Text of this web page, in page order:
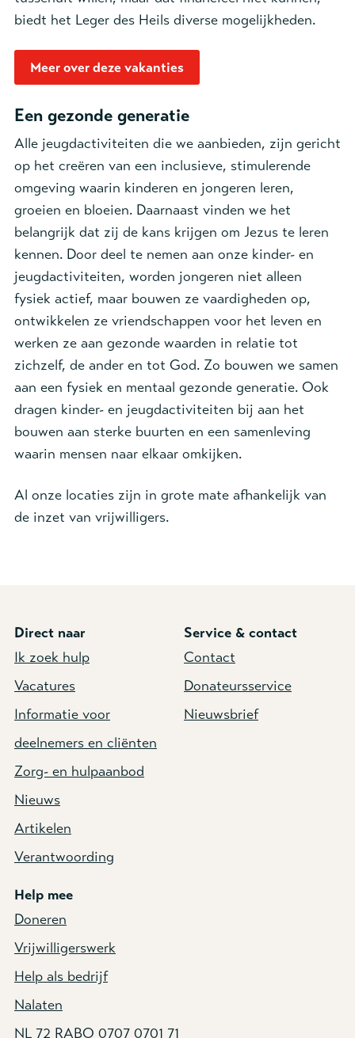
biedt het Leger des Heils diverse mogelijkheden.
Meer over deze vakanties
Een gezonde generatie
Alle jeugdactiviteiten die we aanbieden, zijn gericht
op het creëren van een inclusieve, stimulerende
omgeving waarin kinderen en jongeren leren,
groeien en bloeien. Daarnaast vinden we het
belangrijk dat zij de kans krijgen om Jezus te leren
kennen. Door deel te nemen aan onze kinder- en
jeugdactiviteiten, worden jongeren niet alleen
fysiek actief, maar bouwen ze vaardigheden op,
ontwikkelen ze vriendschappen voor het leven en
werken ze aan gezonde waarden in relatie tot
zichzelf, de ander en tot God. Zo bouwen we samen
aan een fysiek en mentaal gezonde generatie. Ook
dragen kinder- en jeugdactiviteiten bij aan het
bouwen aan sterke buurten en een samenleving
waarin mensen naar elkaar omkijken.
Al onze locaties zijn in grote mate afhankelijk van
de inzet van vrijwilligers.
Direct naar
Ik zoek hulp
Vacatures
Informatie voor
deelnemers en cliënten
Zorg- en hulpaanbod
Nieuws
Artikelen
Verantwoording
Service & contact
Contact
Donateursservice
Nieuwsbrief
Help mee
Doneren
Vrijwilligerswerk
Help als bedrijf
Nalaten
NL 72 RABO 0707 0701 71